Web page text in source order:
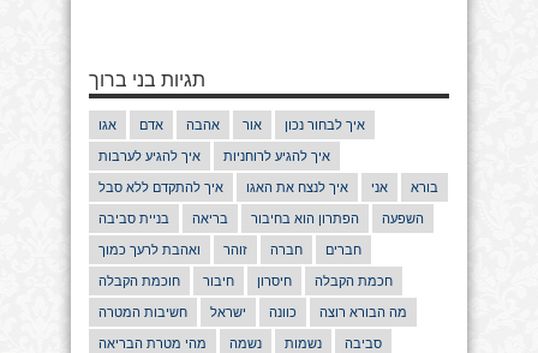
תגיות בני ברוך
אגו אדם אהבה אור איך לבחור נכון
איך להגיע לערבות איך להגיע לרוחניות
איך להתקדם ללא סבל איך לנצח את האגו אני בורא
בניית סביבה בריאה הפתרון הוא בחיבור השפעה
ואהבת לרעך כמוך זוהר חברה חברים
חוכמת הקבלה חיבור חיסרון חכמת הקבלה
חשיבות המטרה ישראל כוונה מה הבורא רוצה
מהי מטרת הבריאה נשמה נשמות סביבה